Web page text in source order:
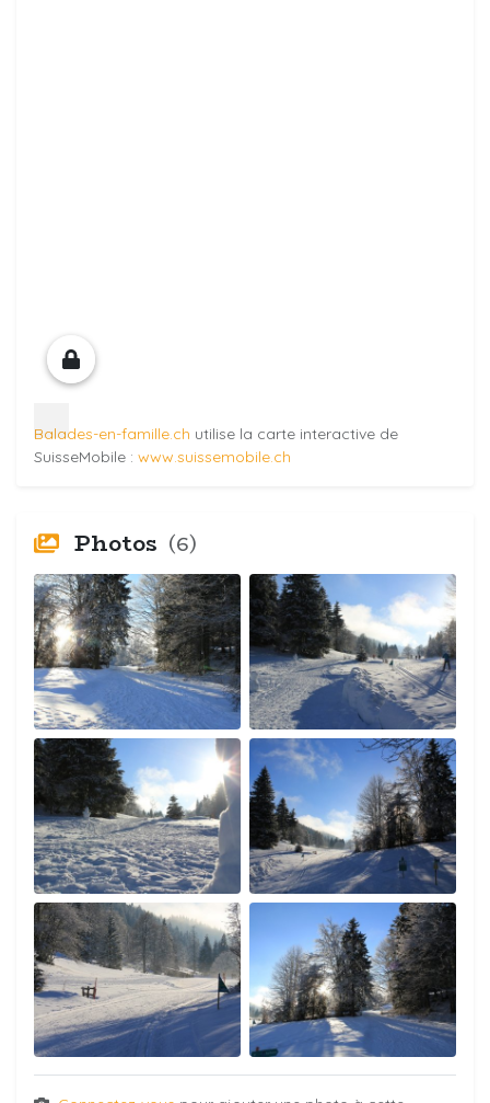
Balades-en-famille.ch utilise la carte interactive de
SuisseMobile : www.suissemobile.ch
Photos (6)